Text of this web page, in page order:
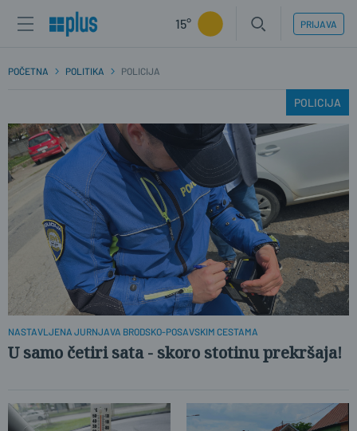
15° PRIJAVA
POČETNA POLITIKA POLICIJA
POLICIJA
NASTAVLJENA JURNJAVA BRODSKO-POSAVSKIM CESTAMA
U samo četiri sata - skoro stotinu prekršaja!